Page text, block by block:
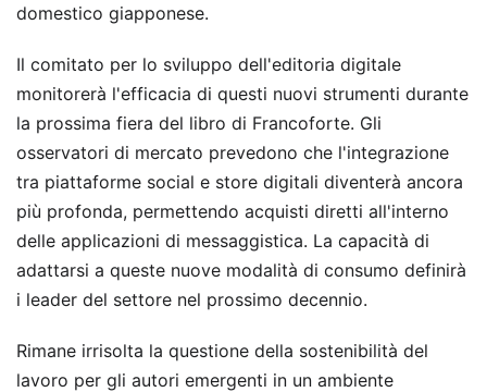
domestico giapponese.
Il comitato per lo sviluppo dell'editoria digitale
monitorerà l'efficacia di questi nuovi strumenti durante
la prossima fiera del libro di Francoforte. Gli
osservatori di mercato prevedono che l'integrazione
tra piattaforme social e store digitali diventerà ancora
più profonda, permettendo acquisti diretti all'interno
delle applicazioni di messaggistica. La capacità di
adattarsi a queste nuove modalità di consumo definirà
i leader del settore nel prossimo decennio.
Rimane irrisolta la questione della sostenibilità del
lavoro per gli autori emergenti in un ambiente